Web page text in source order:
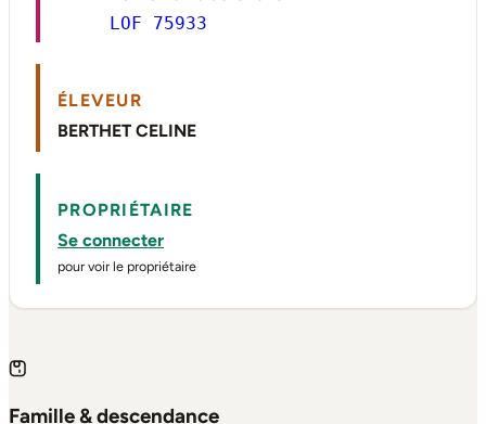
LOF 75933
ÉLEVEUR
BERTHET CELINE
PROPRIÉTAIRE
Se connecter
pour voir le propriétaire
Famille & descendance